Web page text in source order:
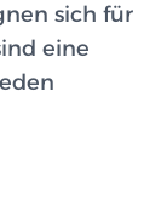
sich für
eine